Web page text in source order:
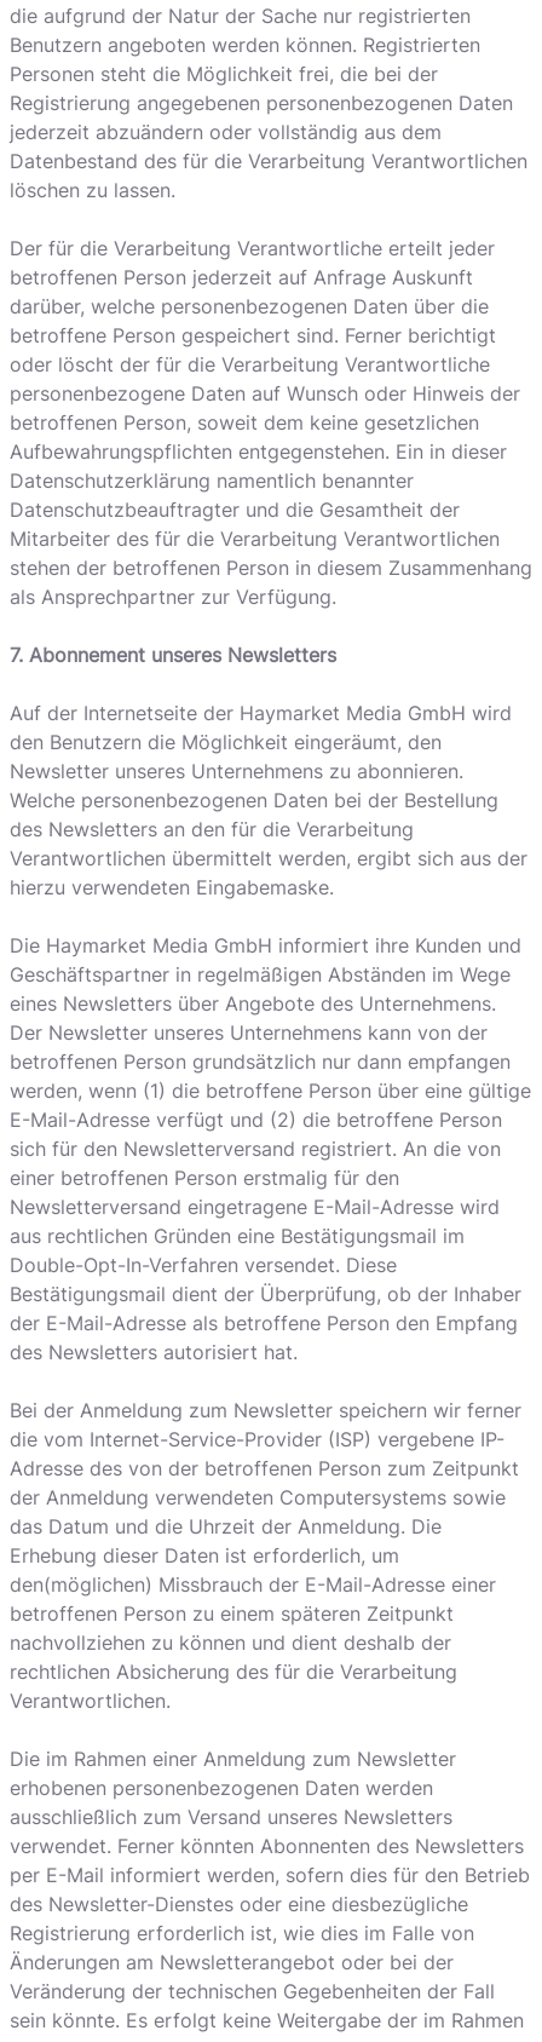
die aufgrund der Natur der Sache nur registrierten
Benutzern angeboten werden können. Registrierten
Personen steht die Möglichkeit frei, die bei der
Registrierung angegebenen personenbezogenen Daten
jederzeit abzuändern oder vollständig aus dem
Datenbestand des für die Verarbeitung Verantwortlichen
löschen zu lassen.
Der für die Verarbeitung Verantwortliche erteilt jeder
betroffenen Person jederzeit auf Anfrage Auskunft
darüber, welche personenbezogenen Daten über die
betroffene Person gespeichert sind. Ferner berichtigt
oder löscht der für die Verarbeitung Verantwortliche
personenbezogene Daten auf Wunsch oder Hinweis der
betroffenen Person, soweit dem keine gesetzlichen
Aufbewahrungspflichten entgegenstehen. Ein in dieser
Datenschutzerklärung namentlich benannter
Datenschutzbeauftragter und die Gesamtheit der
Mitarbeiter des für die Verarbeitung Verantwortlichen
stehen der betroffenen Person in diesem Zusammenhang
als Ansprechpartner zur Verfügung.
7. Abonnement unseres Newsletters
Auf der Internetseite der Haymarket Media GmbH wird
den Benutzern die Möglichkeit eingeräumt, den
Newsletter unseres Unternehmens zu abonnieren.
Welche personenbezogenen Daten bei der Bestellung
des Newsletters an den für die Verarbeitung
Verantwortlichen übermittelt werden, ergibt sich aus der
hierzu verwendeten Eingabemaske.
Die Haymarket Media GmbH informiert ihre Kunden und
Geschäftspartner in regelmäßigen Abständen im Wege
eines Newsletters über Angebote des Unternehmens.
Der Newsletter unseres Unternehmens kann von der
betroffenen Person grundsätzlich nur dann empfangen
werden, wenn (1) die betroffene Person über eine gültige
E-Mail-Adresse verfügt und (2) die betroffene Person
sich für den Newsletterversand registriert. An die von
einer betroffenen Person erstmalig für den
Newsletterversand eingetragene E-Mail-Adresse wird
aus rechtlichen Gründen eine Bestätigungsmail im
Double-Opt-In-Verfahren versendet. Diese
Bestätigungsmail dient der Überprüfung, ob der Inhaber
der E-Mail-Adresse als betroffene Person den Empfang
des Newsletters autorisiert hat.
Bei der Anmeldung zum Newsletter speichern wir ferner
die vom Internet-Service-Provider (ISP) vergebene IP-
Adresse des von der betroffenen Person zum Zeitpunkt
der Anmeldung verwendeten Computersystems sowie
das Datum und die Uhrzeit der Anmeldung. Die
Erhebung dieser Daten ist erforderlich, um
den(möglichen) Missbrauch der E-Mail-Adresse einer
betroffenen Person zu einem späteren Zeitpunkt
nachvollziehen zu können und dient deshalb der
rechtlichen Absicherung des für die Verarbeitung
Verantwortlichen.
Die im Rahmen einer Anmeldung zum Newsletter
erhobenen personenbezogenen Daten werden
ausschließlich zum Versand unseres Newsletters
verwendet. Ferner könnten Abonnenten des Newsletters
per E-Mail informiert werden, sofern dies für den Betrieb
des Newsletter-Dienstes oder eine diesbezügliche
Registrierung erforderlich ist, wie dies im Falle von
Änderungen am Newsletterangebot oder bei der
Veränderung der technischen Gegebenheiten der Fall
sein könnte. Es erfolgt keine Weitergabe der im Rahmen